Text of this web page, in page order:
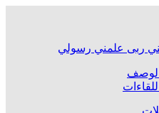
ربى علمني رسولي
الوصف
اللقاءات